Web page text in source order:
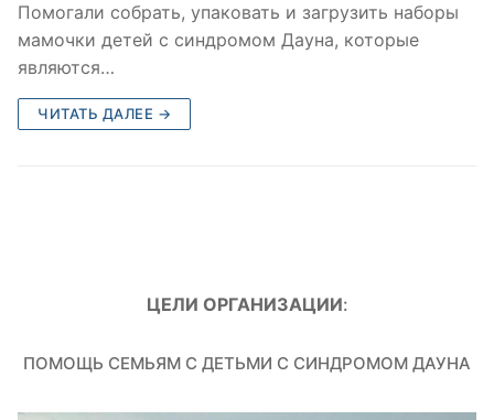
Помогали собрать, упаковать и загрузить наборы
мамочки детей с синдромом Дауна, которые
являются…
ЧИТАТЬ ДАЛЕЕ →
ЦЕЛИ ОРГАНИЗАЦИИ:
ПОМОЩЬ СЕМЬЯМ С ДЕТЬМИ С СИНДРОМОМ ДАУНА